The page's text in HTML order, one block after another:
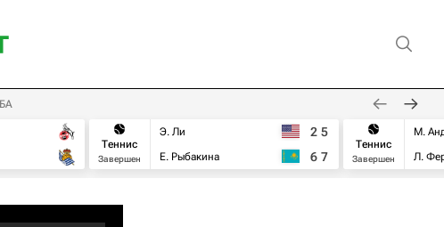
Теннис
Завершен
Э. Ли
Е. Рыбакина
2 5
6 7
Теннис
Завершен
М.
Л.